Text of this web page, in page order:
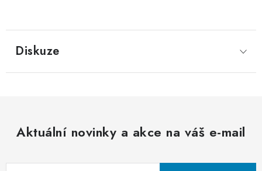
Diskuze
Aktuální novinky a akce na váš e-mail